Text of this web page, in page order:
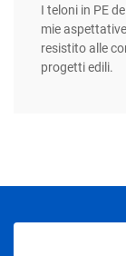
I teloni in PE
mie
resistito alle
progetti edili.